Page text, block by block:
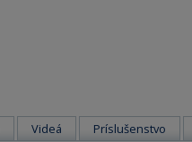
Videá Príslušenstvo